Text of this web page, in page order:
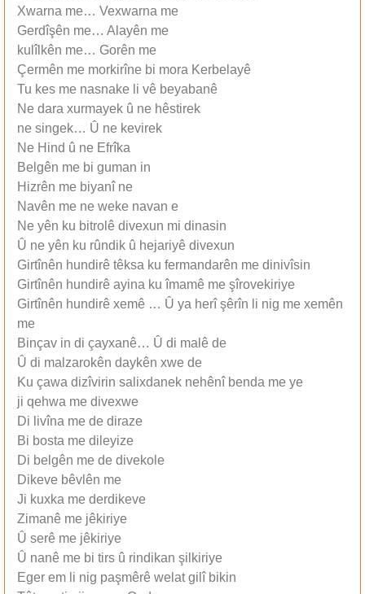
Xwarna me… Vexwarna me
Gerdîşên me… Alayên me
kulîlkên me… Gorên me
Çermên me morkirîne bi mora Kerbelayê
Tu kes me nasnake li vê beyabanê
Ne dara xurmayek û ne hêstirek
ne singek… Û ne kevirek
Ne Hind û ne Efrîka
Belgên me bi guman in
Hizrên me biyanî ne
Navên me ne weke navan e
Ne yên ku bitrolê divexun mi dinasin
Û ne yên ku rûndik û hejariyê divexun
Girtînên hundirê têksa ku fermandarên me dinivîsin
Girtînên hundirê ayina ku îmamê me şîrovekiriye
Girtînên hundirê xemê … Û ya herî şêrîn li nig me xemên
me
Binçav in di çayxanê… Û di malê de
Û di malzarokên daykên xwe de
Ku çawa dizîvirin salixdanek nehênî benda me ye
ji qehwa me divexwe
Di livîna me de diraze
Bi bosta me dileyize
Di belgên me de divekole
Dikeve bêvlên me
Ji kuxka me derdikeve
Zimanê me jêkiriye
Û serê me jêkiriye
Û nanê me bi tirs û rindikan şilkiriye
Eger em li nig paşmêrê welat gilî bikin